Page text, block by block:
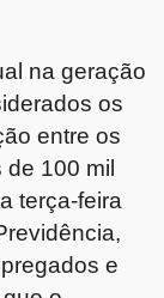
na geração
os
entre os
100 mil
terça-feira
e